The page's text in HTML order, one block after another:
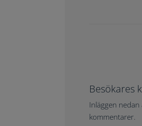
Besökares
Inläggen
kommentarer.